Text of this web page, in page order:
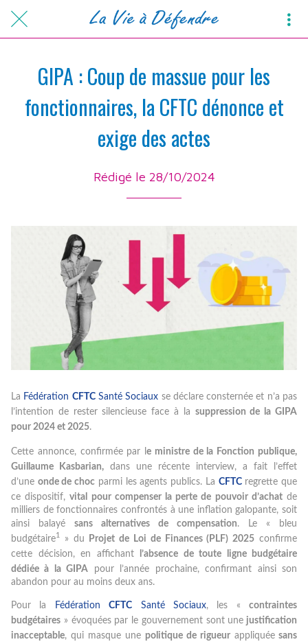
GIPA : Coup de massue pour les
fonctionnaires, la CFTC dénonce et
exige des actes
Rédigé le 28/10/2024
La Fédération CFTCSanté Sociaux se déclare consternée et n’a pas
l’intention de rester silencieuse face à la suppression de la GIPA
pour 2024 et 2025.
Cette annonce, confirmée par le ministre de la Fonction publique,
Guillaume Kasbarian, dans une récente interview, a fait l’effet
d’une onde de choc parmi les agents publics. La CFTCregrette que
ce dispositif,vital pour compenser la perte de pouvoir d’achatde
milliers de fonctionnaires confrontés à une inflation galopante, soit
ainsi balayé sans alternatives de compensation. Le « bleu
budgétaire1 » du Projet de Loi de Finances (PLF) 2025 confirme
cette décision, en affichant
l’absence de toute ligne budgétaire
dédiée à la GIPA pour l’année prochaine, confirmant ainsi son
abandon pour au moins deux ans.
Pour la FédérationCFTC Santé Sociaux, les « contraintes
budgétaires » évoquées par le gouvernement sont une justification
inacceptable, qui masque une politique de rigueur appliquée sans